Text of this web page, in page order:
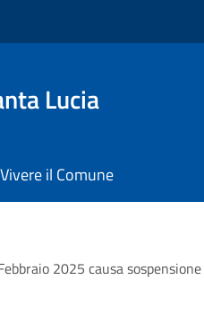
Lucia
Vivere il Comune
2025 causa